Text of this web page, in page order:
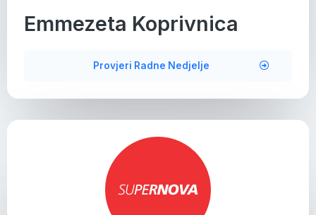
Emmezeta Koprivnica
Provjeri Radne Nedjelje